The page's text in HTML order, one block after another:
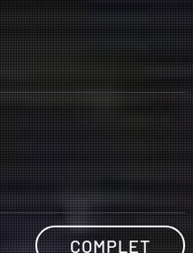
COMPLET